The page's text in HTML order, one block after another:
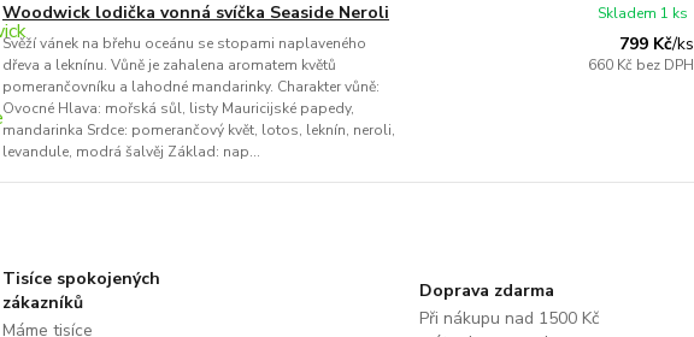
Woodwick lodička vonná svíčka Seaside Neroli
Svěží vánek na břehu oceánu se stopami naplaveného
dřeva a leknínu. Vůně je zahalena aromatem květů
pomerančovníku a lahodné mandarinky. Charakter vůně:
Ovocné Hlava: mořská sůl, listy Mauricijské papedy,
mandarinka Srdce: pomerančový květ, lotos, leknín, neroli,
levandule, modrá šalvěj Základ: nap...
799 Kč/ks
660 Kč bez DPH
Skladem 1 ks
Tisíce spokojených
zákazníků
Máme tisíce
Doprava zdarma
Při nákupu nad 1500 Kč